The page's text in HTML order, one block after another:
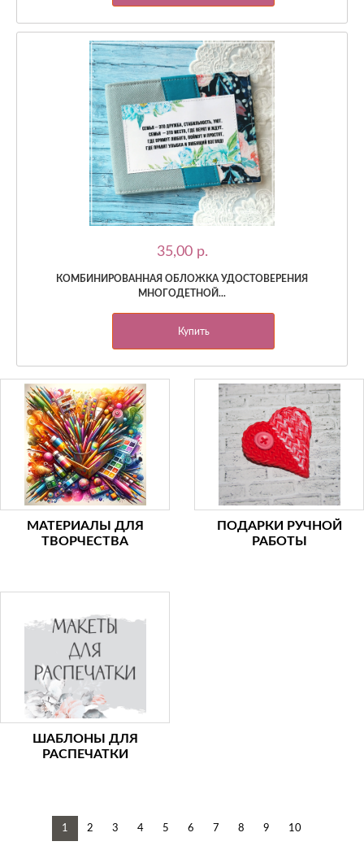
35,00 p.
КОМБИНИРОВАННАЯ ОБЛОЖКА УДОСТОВЕРЕНИЯ
МНОГОДЕТНОЙ...
Купить
МАТЕРИАЛЫ ДЛЯ
ТВОРЧЕСТВА
ПОДАРКИ РУЧНОЙ
РАБОТЫ
ШАБЛОНЫ ДЛЯ
РАСПЕЧАТКИ
1 2 3 4 5 6 7 8 9 10